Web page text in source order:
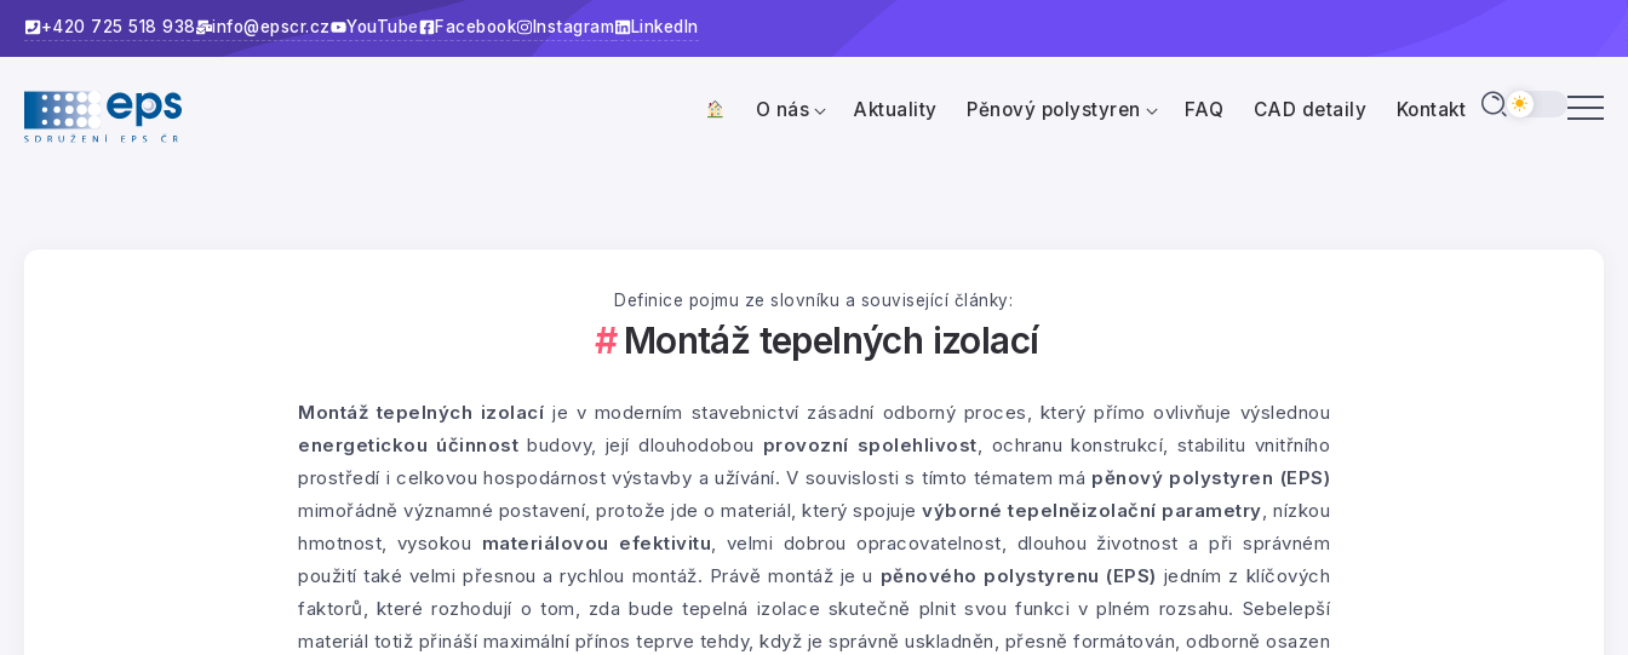
+420 725 518 938 info@epscr.cz YouTube Facebook Instagram LinkedIn
O nás Aktuality Pěnový polystyren FAQ CAD detaily Kontakt
Definice pojmu ze slovníku a související články:
Montáž tepelných izolací
Montáž tepelných izolací je v moderním stavebnictví zásadní odborný proces, který přímo ovlivňuje výslednou
energetickou účinnost budovy, její dlouhodobou provozní spolehlivost, ochranu konstrukcí, stabilitu vnitřního
prostředí i celkovou hospodárnost výstavby a užívání. V souvislosti s tímto tématem má pěnový polystyren (EPS)
mimořádně významné postavení, protože jde o materiál, který spojujevýborné tepelněizolační parametry, nízkou
hmotnost, vysokou materiálovou efektivitu, velmi dobrou opracovatelnost, dlouhou životnost a při správném
použití také velmi přesnou a rychlou montáž. Právě montáž je u pěnového polystyrenu (EPS) jedním z klíčových
faktorů, které rozhodují o tom, zda bude tepelná izolace skutečně plnit svou funkci v plném rozsahu. Sebelepší
materiál totiž přináší maximální přínos teprve tehdy, když je správně uskladněn, přesně formátován, odborně osazen